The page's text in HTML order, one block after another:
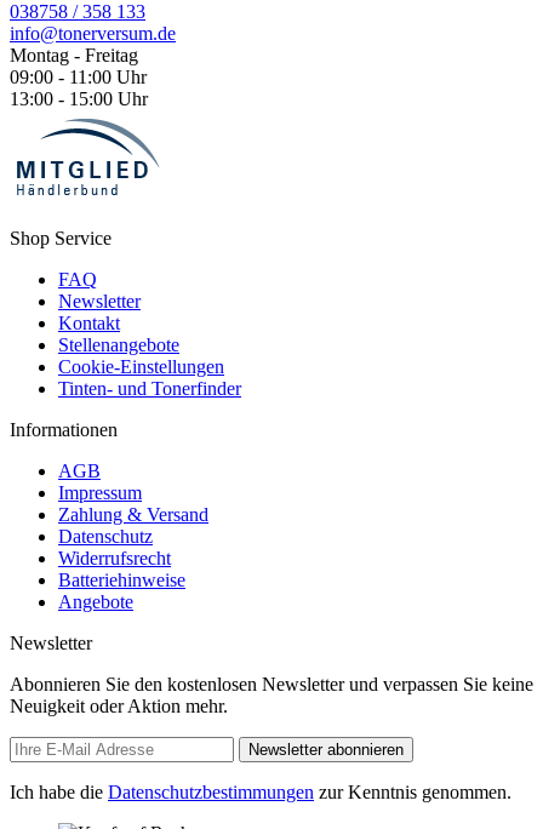
038758 / 358 133
info@tonerversum.de
Montag - Freitag
09:00 - 11:00 Uhr
13:00 - 15:00 Uhr
Shop Service
FAQ
Newsletter
Kontakt
Stellenangebote
Cookie-Einstellungen
Tinten- und Tonerfinder
Informationen
AGB
Impressum
Zahlung & Versand
Datenschutz
Widerrufsrecht
Batteriehinweise
Angebote
Newsletter
Abonnieren Sie den kostenlosen Newsletter und verpassen Sie keine
Neuigkeit oder Aktion mehr.
Newsletter abonnieren
Ich habe die Datenschutzbestimmungen zur Kenntnis genommen.